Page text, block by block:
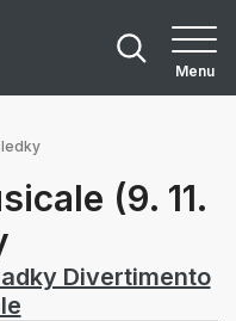
Menu
(9. 11.
Divertimento